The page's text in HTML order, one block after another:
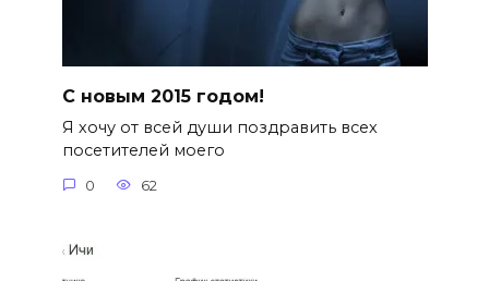
С новым 2015 годом!
Я хочу от всей души поздравить всех
посетителей моего
0 62